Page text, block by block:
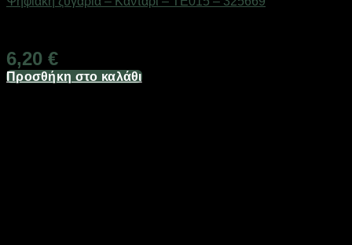
6,20 €
Προσθήκη στο καλάθι